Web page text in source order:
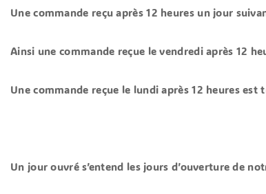
Une commande reçu après 12 heures un jour
Ainsi une commande reçue le vendredi après 12
Une commande reçue le lundi après 12 heures
Un jour ouvré s’entend les jours d’ouverture de